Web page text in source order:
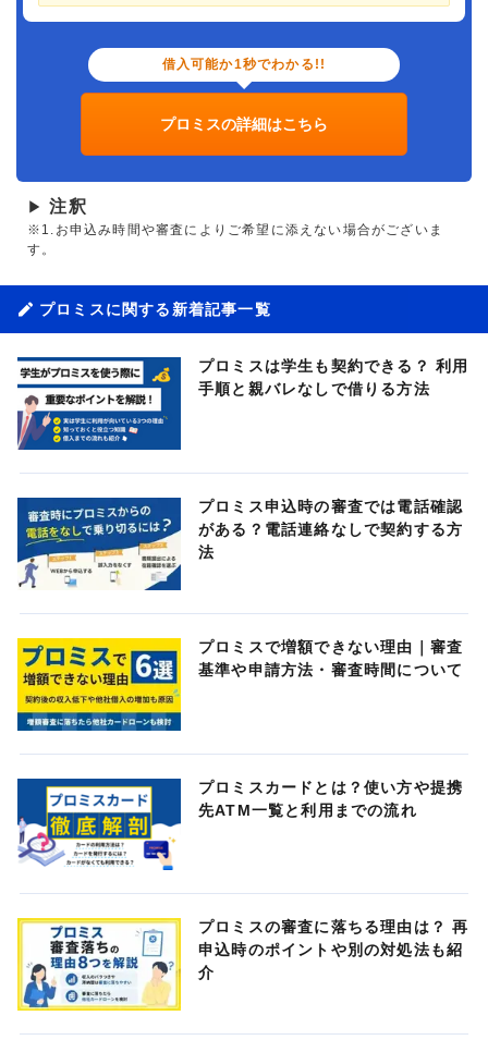
借入可能か1秒でわかる!!
プロミスの詳細はこちら
▶ 注釈
※1.お申込み時間や審査によりご希望に添えない場合がございま
す。
プロミスに関する新着記事一覧
プロミスは学生も契約できる？ 利用
手順と親バレなしで借りる方法
プロミス申込時の審査では電話確認
がある？電話連絡なしで契約する方
法
プロミスで増額できない理由｜審査
基準や申請方法・審査時間について
プロミスカードとは？使い方や提携
先ATM一覧と利用までの流れ
プロミスの審査に落ちる理由は？ 再
申込時のポイントや別の対処法も紹
介